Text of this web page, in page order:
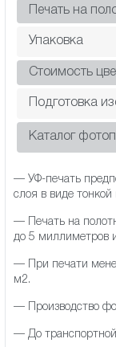
Печать на
Упаковка
Стоимость
Подготовка
Каталог
— УФ-печать
слоя в виде
— Печать на
до 5 миллиметров
— При печати
м2.
— Производство
— До